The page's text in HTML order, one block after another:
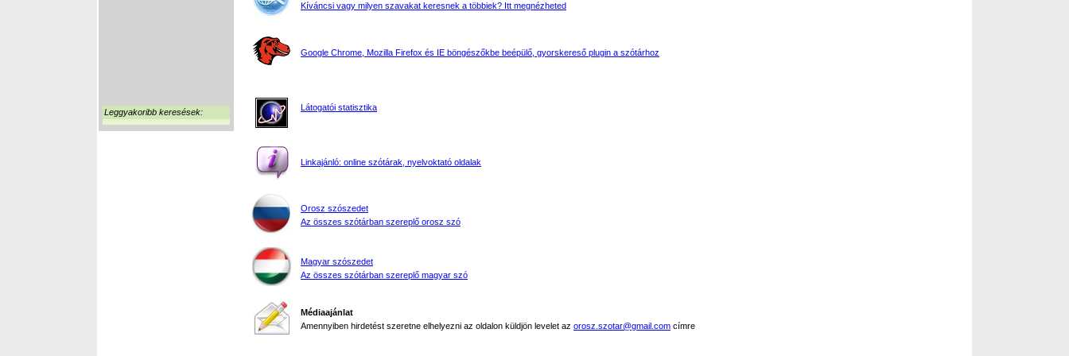
Leggyakoribb keresések:
Kíváncsi vagy milyen szavakat keresnek a többiek? Itt megnézheted
Google Chrome, Mozilla Firefox és IE böngészőkbe beépülő, gyorskereső plugin a szótárhoz
Látogatói statisztika
Linkajánló: online szótárak, nyelvoktató oldalak
Orosz szószedet
Az összes szótárban szereplő orosz szó
Magyar szószedet
Az összes szótárban szereplő magyar szó
Médiaajánlat
Amennyiben hirdetést szeretne elhelyezni az oldalon küldjön levelet az orosz.szotar@gmail.com címre